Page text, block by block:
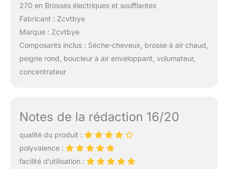
270 en Brosses électriques et soufflantes
Fabricant : Zcvtbye
Marque : Zcvtbye
Composants inclus : Sèche-cheveux, brosse à air chaud,
peigne rond, boucleur à air enveloppant, volumateur,
concentrateur
Notes de la rédaction 16/20
qualité du produit :
polyvalence :
facilité d’utilisation :